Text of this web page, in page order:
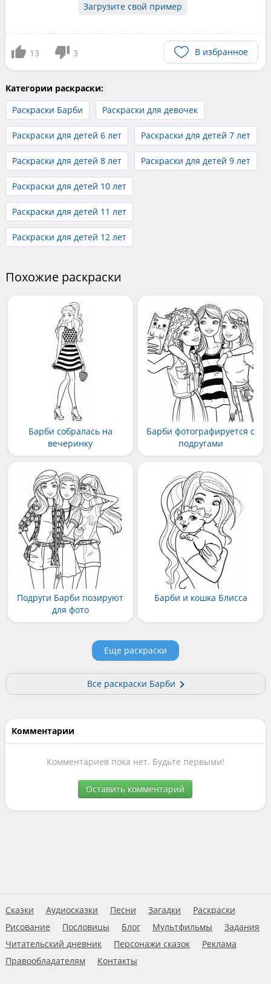
Загрузите свой пример
13 3 В избранное
Категории раскраски:
Раскраски Барби
Раскраски для девочек
Раскраски для детей 6 лет Раскраски для детей 7 лет
Раскраски для детей 8 лет Раскраски для детей 9 лет
Раскраски для детей 10 лет
Раскраски для детей 11 лет
Раскраски для детей 12 лет
Похожие раскраски
Барби собралась на
вечеринку
Барби фотографируется с
подругами
Подруги Барби позируют
для фото
Барби и кошка Блисса
Еще раскраски
Все раскраски Барби
Комментарии
Комментариев пока нет. Будьте первыми!
Оставить комментарий
Сказки Аудиосказки Песни Загадки
Раскраски
Рисование
Пословицы Блог Мультфильмы
Задания
Читательский дневник
Персонажи сказок
Реклама
Правообладателям
Контакты